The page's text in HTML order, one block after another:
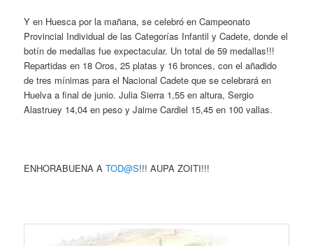
Y en Huesca por la mañana, se celebró en Campeonato
Provincial Individual de las Categorías Infantil y Cadete, donde el
botín de medallas fue expectacular. Un total de 59 medallas!!!
Repartidas en 18 Oros, 25 platas y 16 bronces, con el añadido
de tres mínimas para el Nacional Cadete que se celebrará en
Huelva a final de junio. Julia Sierra 1,55 en altura, Sergio
Alastruey 14,04 en peso y Jaime Cardiel 15,45 en 100 vallas.
ENHORABUENA ATOD@S!!! AUPA ZOITI!!!